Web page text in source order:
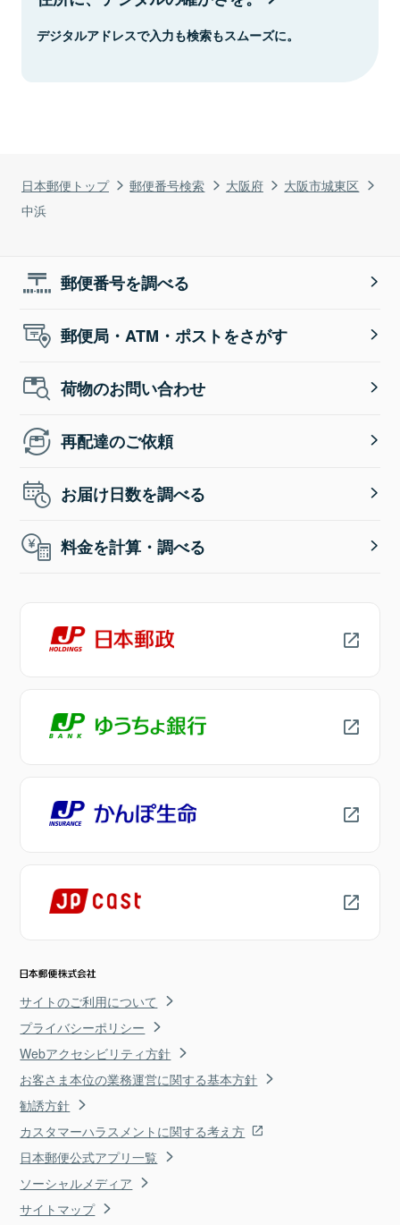
日本郵便トップ 郵便番号検索 大阪府
大阪市城東区
中浜
デジタルアドレスで入力も検索もスムーズに。
郵便番号を調べる
郵便局・ATM・ポストをさがす
荷物のお問い合わせ
再配達のご依頼
お届け日数を調べる
料金を計算・調べる
サイトのご利用について
プライバシーポリシー
Webアクセシビリティ方針
お客さま本位の業務運営に関する基本方針
勧誘方針
カスタマーハラスメントに関する考え方
日本郵便公式アプリ一覧
ソーシャルメディア
サイトマップ